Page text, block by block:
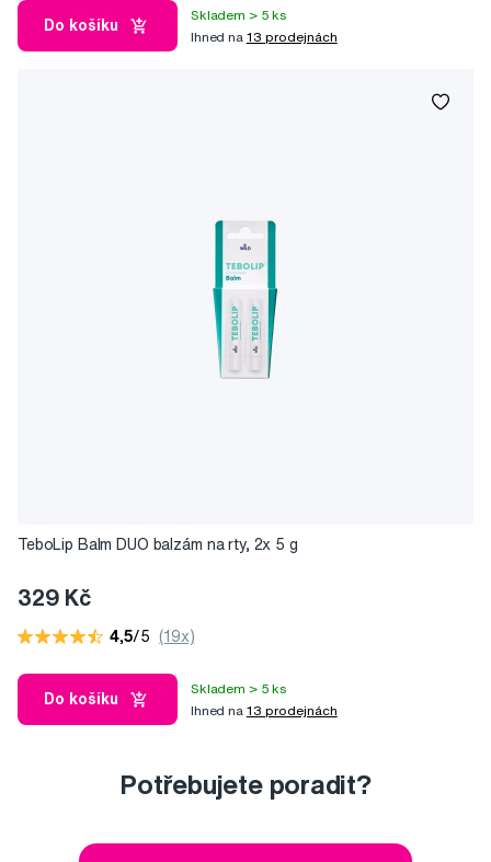
Do košíku
Skladem > 5 ks
Ihned na 13 prodejnách
TeboLip Balm DUO balzám na rty, 2x 5 g
329 Kč
4,5/5 (19x)
Do košíku
Skladem > 5 ks
Ihned na 13 prodejnách
Potřebujete poradit?